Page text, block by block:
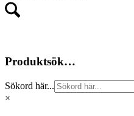
Produktsök…
Sökord här...
×